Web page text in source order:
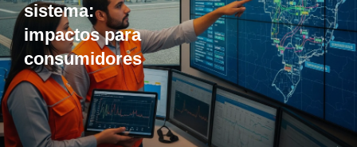
sistema:
impactos para
consumidores